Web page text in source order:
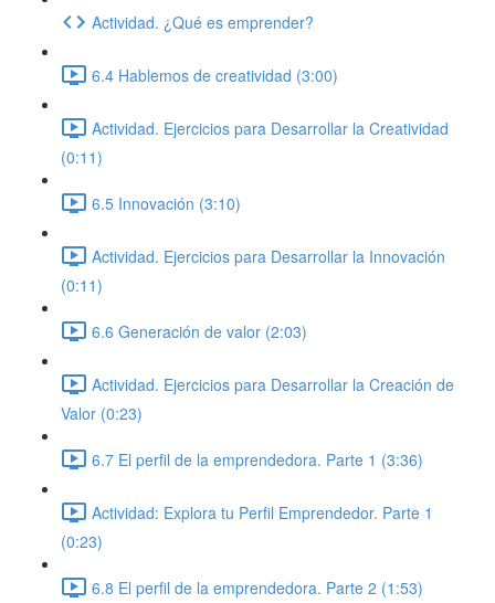
Actividad. ¿Qué es emprender?
6.4 Hablemos de creatividad (3:00)
Actividad. Ejercicios para Desarrollar la Creatividad
(0:11)
6.5 Innovación (3:10)
Actividad. Ejercicios para Desarrollar la Innovación
(0:11)
6.6 Generación de valor (2:03)
Actividad. Ejercicios para Desarrollar la Creación de
Valor (0:23)
6.7 El perfil de la emprendedora. Parte 1 (3:36)
Actividad: Explora tu Perfil Emprendedor. Parte 1
(0:23)
6.8 El perfil de la emprendedora. Parte 2 (1:53)